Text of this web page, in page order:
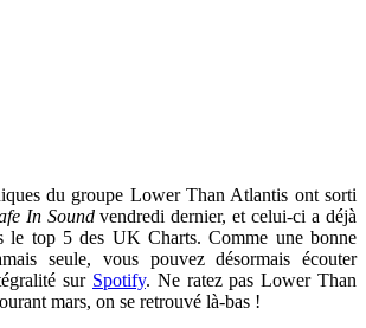
du groupe Lower Than Atlantis ont sorti
In Soundvendredi dernier, et celui-ci a déjà
le top 5 des UK Charts. Comme une bonne
seule, vous pouvez désormais écouter
sur Spotify. Ne ratez pas Lower Than
mars, on se retrouvé là-bas !